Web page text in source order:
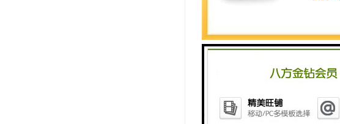
在智能科技、自动化科技和
SIEMENS西门子PLC模块
系列中的重要组成部分，S7-
1. 灵活性和可扩展性：S7-
2. 高速、高精度的模拟量输